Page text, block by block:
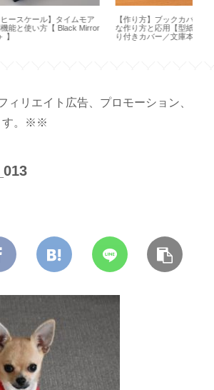
イムモア
Black Mirror
【作り方】ブックカバーの基本的
な作り方と応用【型紙／布製しお
り付きカバー／文庫本カバー／ハ
リエイト広告、プロモーション、
す。※※